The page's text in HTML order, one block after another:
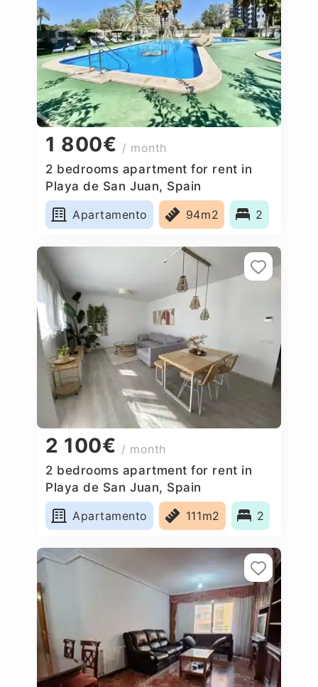
1 800€ / month
2 bedrooms apartment for rent in
Playa de San Juan, Spain
Apartamento
94m2 2
2 100€ / month
2 bedrooms apartment for rent in
Playa de San Juan, Spain
Apartamento
111m2 2